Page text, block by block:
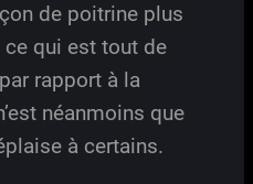
de poitrine plus
ce qui est tout de
rapport à la
néanmoins que
à certains.